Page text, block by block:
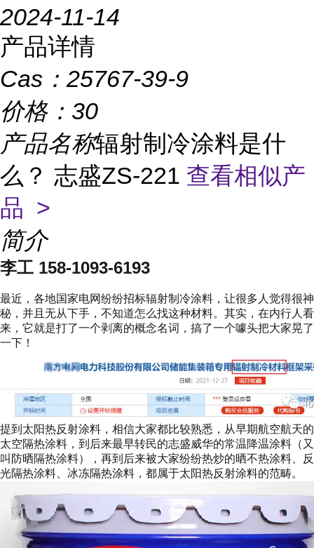
2024-11-14
产品详情
Cas： 25767-39-9
价格： 30
产品名称辐射制冷涂料是什
么？ 志盛ZS-221 查看相似产
品 >
简介
李工 158-1093-6193
最近，各地国家电网纷纷招标辐射制冷涂料，让很多人觉得很神
秘，并且无从下手，不知道怎么找这种材料。其实，在内行人看
来，它就是打了一个剥离的概念名词，搞了一个噱头把大家晃了
一下！
提到太阳热反射涂料，相信大家都比较熟悉，从早期航空航天的
太空隔热涂料，到后来最早转民的志盛威华的常温降温涂料（又
叫防晒隔热涂料），再到后来被大家纷纷热炒的晒不热涂料、反
光隔热涂料、冰冻隔热涂料，都属于太阳热反射涂料的范畴。